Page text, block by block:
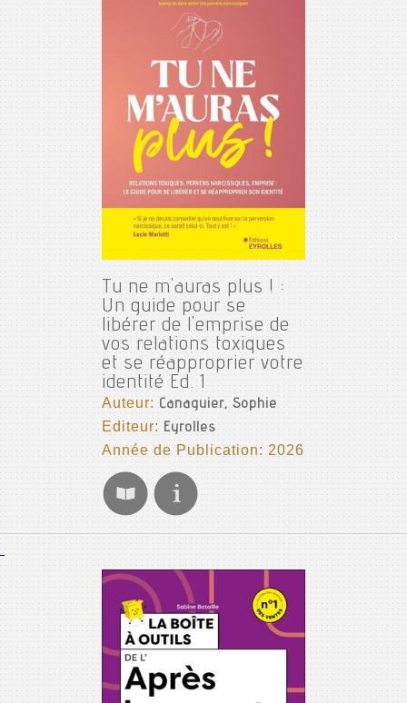
Tu ne m'auras plus ! :
Un guide pour se
libérer de l'emprise de
vos relations toxiques
et se réapproprier votre
identité Ed. 1
Auteur:Canaguier, Sophie
Editeur: Eyrolles
Année de Publication: 2026